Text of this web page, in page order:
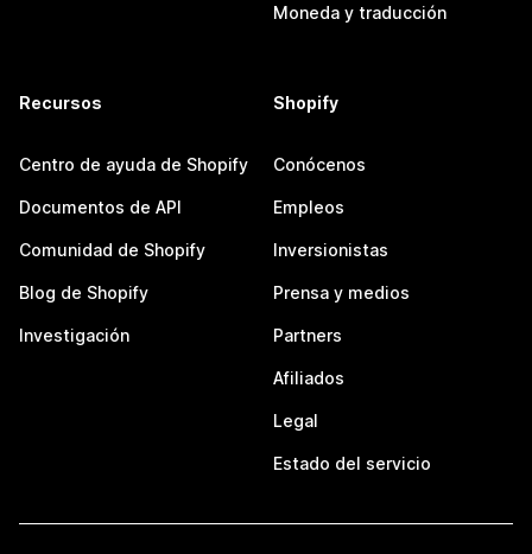
Moneda y traducción
Recursos
Centro de ayuda de Shopify
Documentos de API
Comunidad de Shopify
Blog de Shopify
Investigación
Shopify
Conócenos
Empleos
Inversionistas
Prensa y medios
Partners
Afiliados
Legal
Estado del servicio